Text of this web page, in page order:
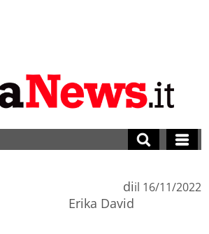
di
Erika David
il 16/11/2022